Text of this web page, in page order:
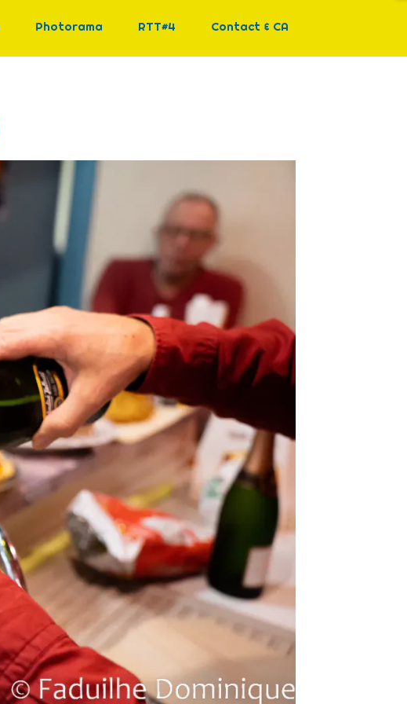
Photorama RTT#4 Contact & CA